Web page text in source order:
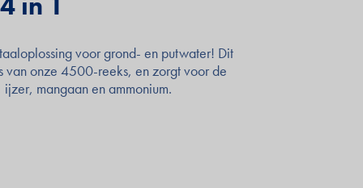
voor grond- en putwater! Dit
van onze 4500-reeks, en zorgt voor de
mangaan en ammonium.